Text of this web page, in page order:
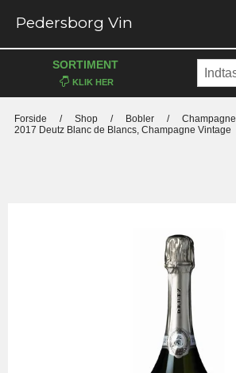
Pedersborg Vin
SORTIMENT
Forside / Shop / Bobler / Champagne
2017 Deutz Blanc de Blancs, Champagne Vintage